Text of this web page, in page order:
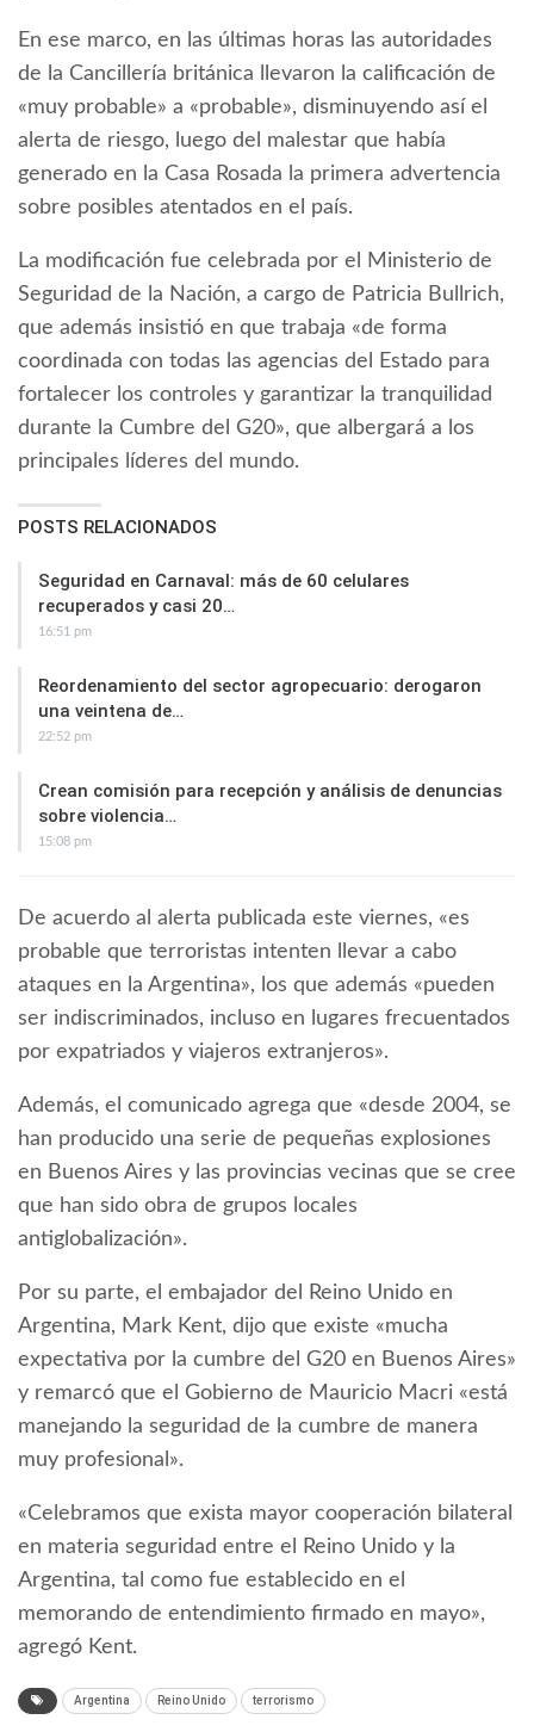
En ese marco, en las últimas horas las autoridades
de la Cancillería británica llevaron la calificación de
«muy probable» a «probable», disminuyendo así el
alerta de riesgo, luego del malestar que había
generado en la Casa Rosada la primera advertencia
sobre posibles atentados en el país.
La modificación fue celebrada por el Ministerio de
Seguridad de la Nación, a cargo de Patricia Bullrich,
que además insistió en que trabaja «de forma
coordinada con todas las agencias del Estado para
fortalecer los controles y garantizar la tranquilidad
durante la Cumbre del G20», que albergará a los
principales líderes del mundo.
POSTS RELACIONADOS
Seguridad en Carnaval: más de 60 celulares
recuperados y casi 20…
16:51 pm
Reordenamiento del sector agropecuario: derogaron
una veintena de…
22:52 pm
Crean comisión para recepción y análisis de denuncias
sobre violencia…
15:08 pm
De acuerdo al alerta publicada este viernes, «es
probable que terroristas intenten llevar a cabo
ataques en la Argentina», los que además «pueden
ser indiscriminados, incluso en lugares frecuentados
por expatriados y viajeros extranjeros».
Además, el comunicado agrega que «desde 2004, se
han producido una serie de pequeñas explosiones
en Buenos Aires y las provincias vecinas que se cree
que han sido obra de grupos locales
antiglobalización».
Por su parte, el embajador del Reino Unido en
Argentina, Mark Kent, dijo que existe «mucha
expectativa por la cumbre del G20 en Buenos Aires»
y remarcó que el Gobierno de Mauricio Macri «está
manejando la seguridad de la cumbre de manera
muy profesional».
«Celebramos que exista mayor cooperación bilateral
en materia seguridad entre el Reino Unido y la
Argentina, tal como fue establecido en el
memorando de entendimiento firmado en mayo»,
agregó Kent.
Argentina Reino Unido terrorismo